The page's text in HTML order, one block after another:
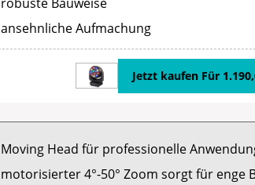
ansehnliche Aufmachung
Jetzt kaufen Für
Moving Head für professionelle
motorisierter 4°-50° Zoom sorgt für enge